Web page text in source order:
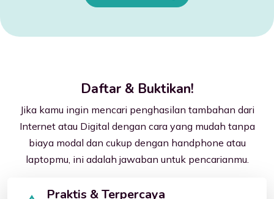
Daftar & Buktikan!
Jika kamu ingin mencari penghasilan tambahan dari
Internet atau Digital dengan cara yang mudah tanpa
biaya modal dan cukup dengan handphone atau
laptopmu, ini adalah jawaban untuk pencarianmu.
Praktis & Terpercaya